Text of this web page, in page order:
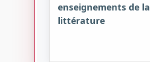
enseignements de la
littérature